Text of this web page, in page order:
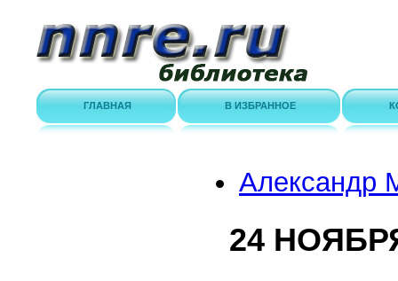
ГЛАВНАЯ В ИЗБРАННОЕ
24